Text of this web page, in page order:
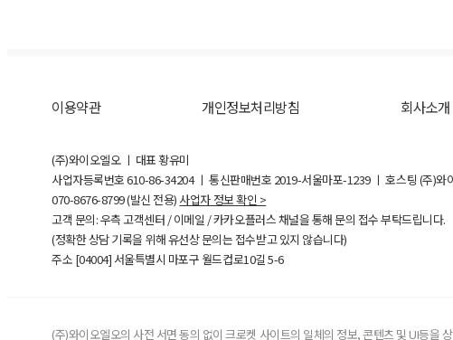
이용약관 개인정보처리방침 회사소개
(주)와이오엘오 ㅣ 대표 황유미
사업자등록번호610-86-34204ㅣ 통신판매번호 2019-서울마포-1239 ㅣ 호스팅 (주)와
070-8676-8799 (발신 전용) 사업자 정보 확인 >
고객 문의: 우측 고객센터 / 이메일 / 카카오플러스 채널을 통해 문의 접수 부탁드립니다.
(정확한 상담 기록을 위해 유선상 문의는 접수받고 있지 않습니다)
주소 [04004] 서울특별시 마포구 월드컵로10길5-6
(주)와이오엘오의 사전 서면 동의 없이 크로켓 사이트의 일체의 정보, 콘텐츠 및 UI등을